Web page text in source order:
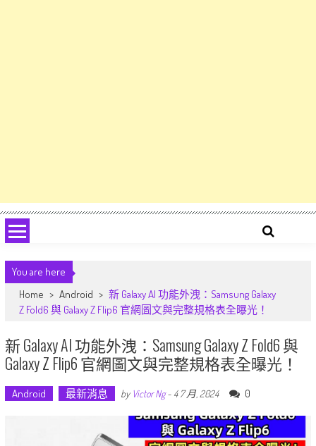
You are here
Home > Android > 新 Galaxy AI 功能外洩：Samsung Galaxy
Z Fold6 與 Galaxy Z Flip6 官網圖文與完整規格表全曝光！
新 Galaxy AI 功能外洩：Samsung Galaxy Z Fold6 與
Galaxy Z Flip6 官網圖文與完整規格表全曝光！
Android 最新消息 by Victor Ng- 4 7 月, 2024 0